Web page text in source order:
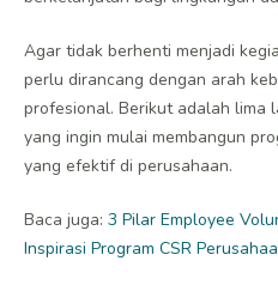
Agar tidak berhenti menjadi
perlu dirancang dengan arah
profesional. Berikut adalah lima
yang ingin mulai membangun
yang efektif di perusahaan.
Baca juga: 3 Pilar Employee
Inspirasi Program CSR